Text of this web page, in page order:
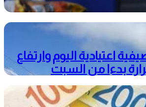
اعتيادية اليوم وارتفاع
بدءا من السبت